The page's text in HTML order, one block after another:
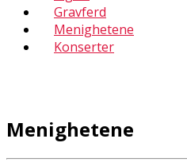
Gravferd
Menighetene
Konserter
Menighetene